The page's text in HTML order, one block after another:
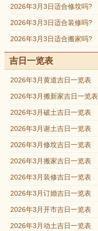
2026年3月3日适合修坟吗?
2026年3月3日适合装修吗?
2026年3月3日适合搬家吗?
吉日一览表
2026年3月黄道吉日一览表
2026年3月搬新家吉日一览表
2026年3月破土吉日一览表
2026年3月谢土吉日一览表
2026年3月修坟吉日一览表
2026年3月搬家吉日一览表
2026年3月装修吉日一览表
2026年3月订婚吉日一览表
2026年3月开市吉日一览表
2026年3月动土吉日一览表